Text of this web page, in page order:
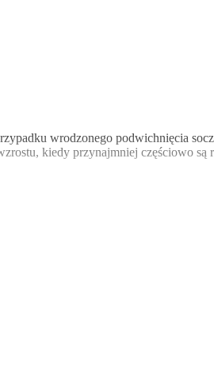
wrodzonego podwichnięcia
kiedy przynajmniej częściowo